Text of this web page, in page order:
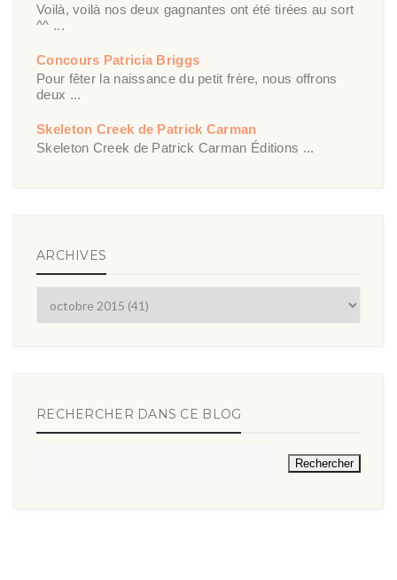
Voilà, voilà nos deux gagnantes ont été tirées au sort
^^ ...
Concours Patricia Briggs
Pour fêter la naissance du petit frère, nous offrons
deux ...
Skeleton Creek de Patrick Carman
Skeleton Creek de Patrick Carman Éditions ...
ARCHIVES
RECHERCHER DANS CE BLOG